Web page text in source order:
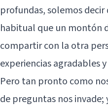
profundas, solemos decir
habitual que un montón
compartir con la otra
experiencias agradables
Pero tan pronto como
de preguntas nos